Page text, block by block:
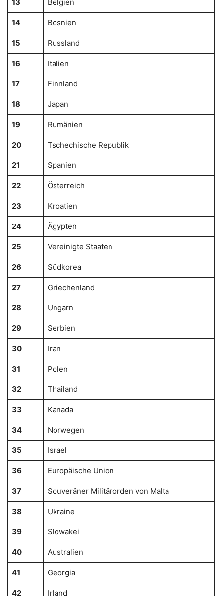
13 Belgien
14 Bosnien
15 Russland
16 Italien
17 Finnland
18 Japan
19 Rumänien
20 Tschechische Republik
21 Spanien
22 Österreich
23 Kroatien
24 Ägypten
25 Vereinigte Staaten
26 Südkorea
27 Griechenland
28 Ungarn
29 Serbien
30 Iran
31 Polen
32 Thailand
33 Kanada
34 Norwegen
35 Israel
36 Europäische Union
37 Souveräner Militärorden von Malta
38 Ukraine
39 Slowakei
40 Australien
41 Georgia
42 Irland